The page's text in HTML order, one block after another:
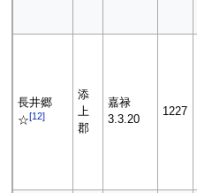
長井郷
☆[12]
添
上
郡
嘉禄
3.3.20
1227